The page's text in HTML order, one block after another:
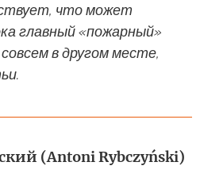
что может
главный «пожарный»
в другом месте,
(Antoni Rybczyński)